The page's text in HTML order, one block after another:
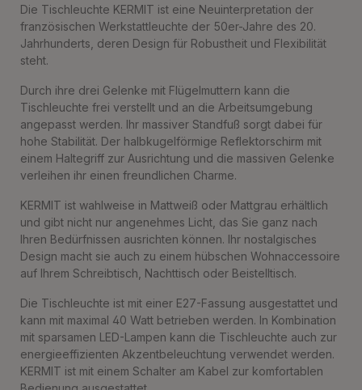
Die Tischleuchte KERMIT ist eine Neuinterpretation der
französischen Werkstattleuchte der 50er-Jahre des 20.
Jahrhunderts, deren Design für Robustheit und Flexibilität
steht.
Durch ihre drei Gelenke mit Flügelmuttern kann die
Tischleuchte frei verstellt und an die Arbeitsumgebung
angepasst werden. Ihr massiver Standfuß sorgt dabei für
hohe Stabilität. Der halbkugelförmige Reflektorschirm mit
einem Haltegriff zur Ausrichtung und die massiven Gelenke
verleihen ihr einen freundlichen Charme.
KERMIT ist wahlweise in Mattweiß oder Mattgrau erhältlich
und gibt nicht nur angenehmes Licht, das Sie ganz nach
Ihren Bedürfnissen ausrichten können. Ihr nostalgisches
Design macht sie auch zu einem hübschen Wohnaccessoire
auf Ihrem Schreibtisch, Nachttisch oder Beistelltisch.
Die Tischleuchte ist mit einer E27-Fassung ausgestattet und
kann mit maximal 40 Watt betrieben werden. In Kombination
mit sparsamen LED-Lampen kann die Tischleuchte auch zur
energieeffizienten Akzentbeleuchtung verwendet werden.
KERMIT ist mit einem Schalter am Kabel zur komfortablen